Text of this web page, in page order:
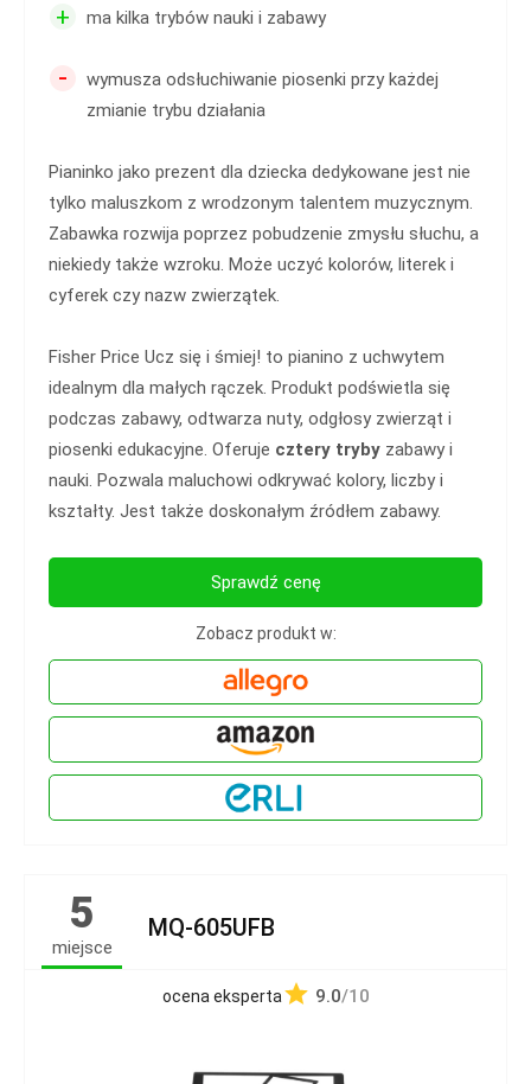
+ ma kilka trybów nauki i zabawy
-
wymusza odsłuchiwanie piosenki przy każdej
zmianie trybu działania
Pianinko jako prezent dla dziecka dedykowane jest nie
tylko maluszkom z wrodzonym talentem muzycznym.
Zabawka rozwija poprzez pobudzenie zmysłu słuchu, a
niekiedy także wzroku. Może uczyć kolorów, literek i
cyferek czy nazw zwierzątek.
Fisher Price Ucz się i śmiej! to pianino z uchwytem
idealnym dla małych rączek. Produkt podświetla się
podczas zabawy, odtwarza nuty, odgłosy zwierząt i
piosenki edukacyjne. Oferuje cztery tryby zabawy i
nauki. Pozwala maluchowi odkrywać kolory, liczby i
kształty. Jest także doskonałym źródłem zabawy.
Sprawdź cenę
Zobacz produkt w:
5
miejsce
MQ-605UFB
ocena eksperta 9.0/10